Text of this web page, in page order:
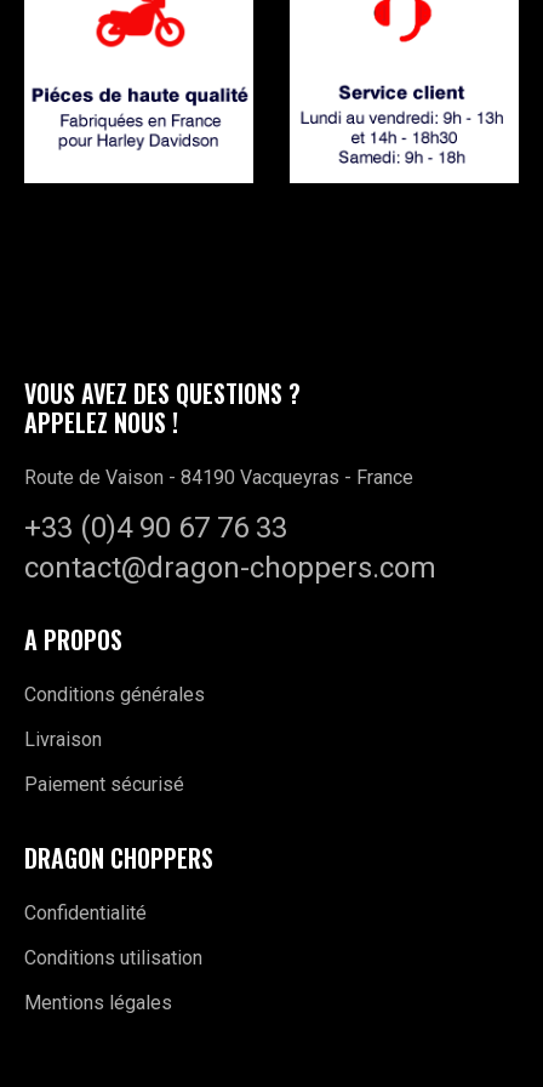
VOUS AVEZ DES QUESTIONS ?
APPELEZ NOUS !
Route de Vaison - 84190 Vacqueyras - France
+33 (0)4 90 67 76 33
contact@dragon-choppers.com
A PROPOS
Conditions générales
Livraison
Paiement sécurisé
DRAGON CHOPPERS
Confidentialité
Conditions utilisation
Mentions légales